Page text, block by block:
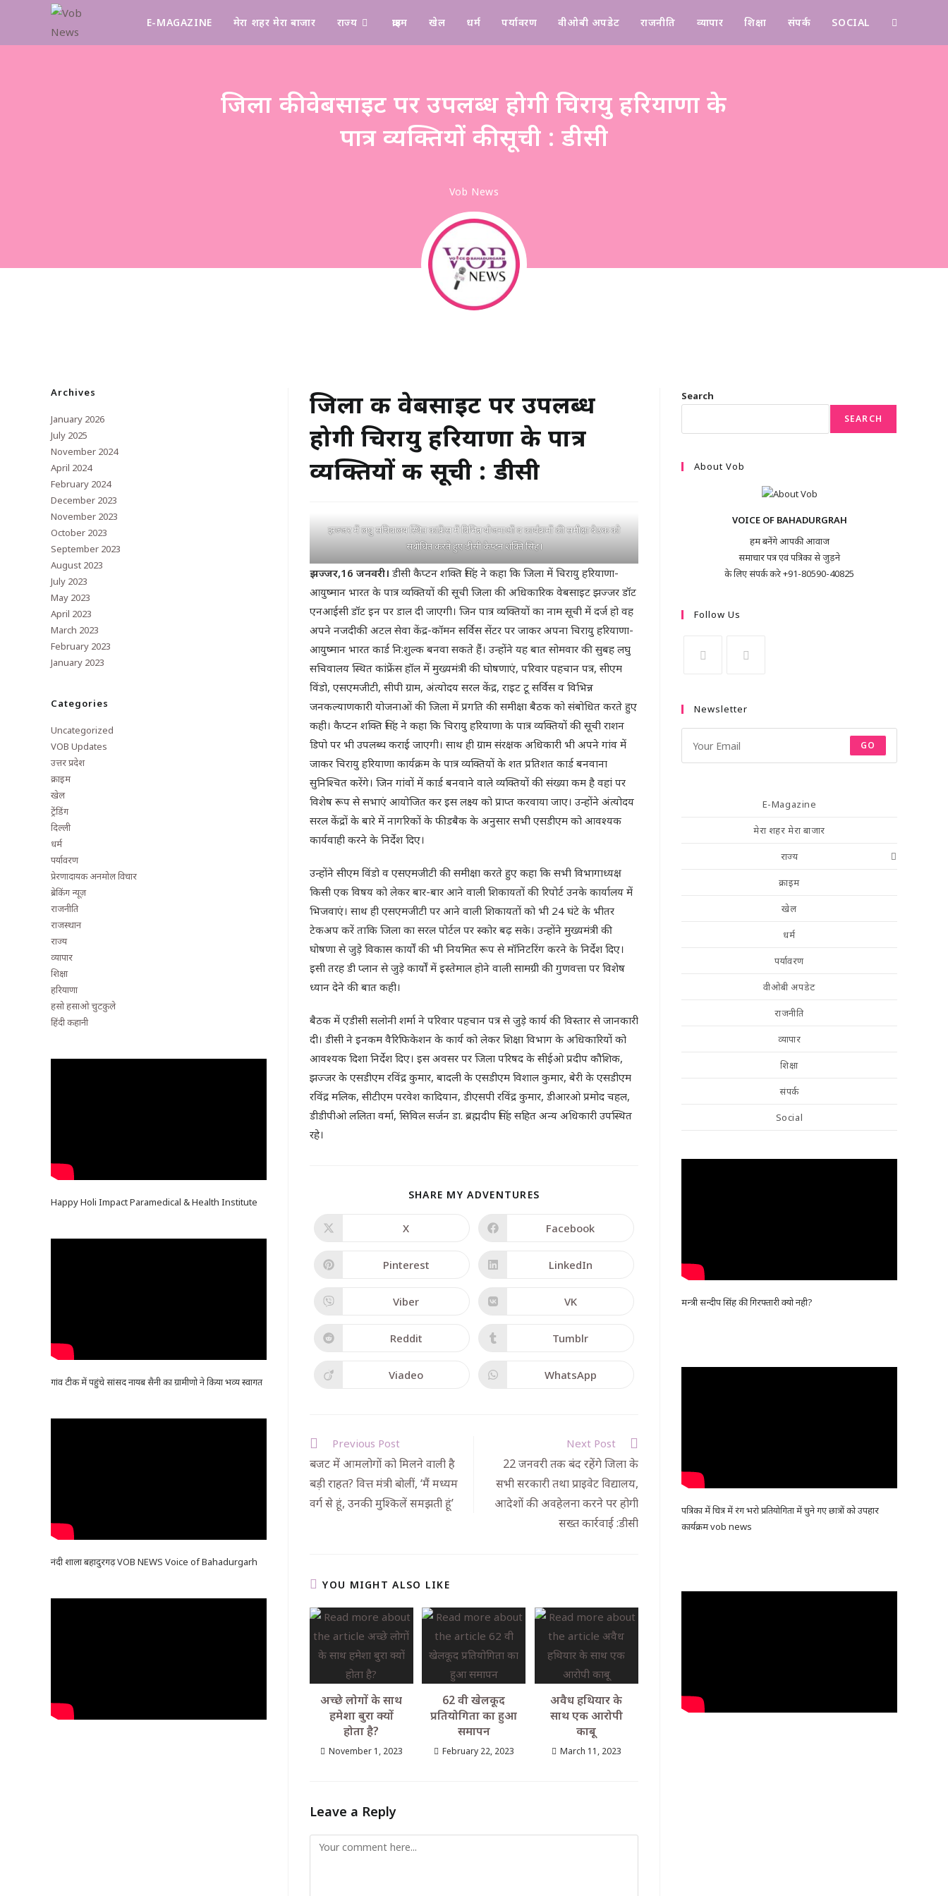
E-MAGAZINE मेरा शहर मेरा बाजार राज्य क्राइम खेल धर्म पर्यावरण वीओबी अपडेट राजनीति व्यापार शिक्षा संपर्क SOCIAL
जिला की वेबसाइट पर उपलब्ध होगी चिरायु हरियाणा के
पात्र व्यक्तियों की सूची : डीसी
Vob News
जिला की वेबसाइट पर उपलब्ध
होगी चिरायु हरियाणा के पात्र
व्यक्तियों की सूची : डीसी
झज्जर में लघु सचिवालय स्थित कांफ्रेंस में विभिन्न योजनाओं व कार्यक्रमों की समीक्षा बैठक को
संबोधित करते हुए डीसी कैप्टन शक्ति सिंह।
झज्जर,16 जनवरी। डीसी कैप्टन शक्ति सिंह ने कहा कि जिला में चिरायु हरियाणा-
आयुष्मान भारत के पात्र व्यक्तियों की सूची जिला की अधिकारिक वेबसाइट झज्जर डॉट
एनआईसी डॉट इन पर डाल दी जाएगी। जिन पात्र व्यक्तियों का नाम सूची में दर्ज हो वह
अपने नजदीकी अटल सेवा केंद्र-कॉमन सर्विस सेंटर पर जाकर अपना चिरायु हरियाणा-
आयुष्मान भारत कार्ड नि:शुल्क बनवा सकते हैं। उन्होंने यह बात सोमवार की सुबह लघु
सचिवालय स्थित कांफ्रेंस हॉल में मुख्यमंत्री की घोषणाएं, परिवार पहचान पत्र, सीएम
विंडो, एसएमजीटी, सीपी ग्राम, अंत्योदय सरल केंद्र, राइट टू सर्विस व विभिन्न
जनकल्याणकारी योजनाओं की जिला में प्रगति की समीक्षा बैठक को संबोधित करते हुए
कही। कैप्टन शक्ति सिंह ने कहा कि चिरायु हरियाणा के पात्र व्यक्तियों की सूची राशन
डिपो पर भी उपलब्ध कराई जाएगी। साथ ही ग्राम संरक्षक अधिकारी भी अपने गांव में
जाकर चिरायु हरियाणा कार्यक्रम के पात्र व्यक्तियों के शत प्रतिशत कार्ड बनवाना
सुनिश्चित करेंगे। जिन गांवों में कार्ड बनवाने वाले व्यक्तियों की संख्या कम है वहां पर
विशेष रूप से सभाएं आयोजित कर इस लक्ष्य को प्राप्त करवाया जाए। उन्होंने अंत्योदय
सरल केंद्रों के बारे में नागरिकों के फीडबैक के अनुसार सभी एसडीएम को आवश्यक
कार्यवाही करने के निर्देश दिए।
उन्होंने सीएम विंडो व एसएमजीटी की समीक्षा करते हुए कहा कि सभी विभागाध्यक्ष
किसी एक विषय को लेकर बार-बार आने वाली शिकायतों की रिपोर्ट उनके कार्यालय में
भिजवाएं। साथ ही एसएमजीटी पर आने वाली शिकायतों को भी 24 घंटे के भीतर
टेकअप करें ताकि जिला का सरल पोर्टल पर स्कोर बढ़ सके। उन्होंने मुख्यमंत्री की
घोषणा से जुड़े विकास कार्यों की भी नियमित रूप से मॉनिटरिंग करने के निर्देश दिए।
इसी तरह डी प्लान से जुड़े कार्यों में इस्तेमाल होने वाली सामग्री की गुणवत्ता पर विशेष
ध्यान देने की बात कही।
बैठक में एडीसी सलोनी शर्मा ने परिवार पहचान पत्र से जुड़े कार्य की विस्तार से जानकारी
दी। डीसी ने इनकम वैरिफिकेशन के कार्य को लेकर शिक्षा विभाग के अधिकारियों को
आवश्यक दिशा निर्देश दिए। इस अवसर पर जिला परिषद के सीईओ प्रदीप कौशिक,
झज्जर के एसडीएम रविंद्र कुमार, बादली के एसडीएम विशाल कुमार, बेरी के एसडीएम
रविंद्र मलिक, सीटीएम परवेश कादियान, डीएसपी रविंद्र कुमार, डीआरओ प्रमोद चहल,
डीडीपीओ ललिता वर्मा, सिविल सर्जन डा. ब्रह्मदीप सिंह सहित अन्य अधिकारी उपस्थित
रहे।
SHARE MY ADVENTURES
X Facebook
Pinterest LinkedIn
Viber VK
Reddit Tumblr
Viadeo WhatsApp
Previous Post
बजट में आमलोगों को मिलने वाली है
बड़ी राहत? वित्त मंत्री बोलीं, ‘मैं मध्यम
वर्ग से हूं, उनकी मुश्किलें समझती हूं’
Next Post
22 जनवरी तक बंद रहेंगे जिला के
सभी सरकारी तथा प्राइवेट विद्यालय,
आदेशों की अवहेलना करने पर होगी
सख्त कार्रवाई :डीसी
YOU MIGHT ALSO LIKE
अच्छे लोगों के साथ
हमेशा बुरा क्यों
होता है?
November 1, 2023
62 वी खेलकूद
प्रतियोगिता का हुआ
समापन
February 22, 2023
अवैध हथियार के
साथ एक आरोपी
काबू
March 11, 2023
Leave a Reply
Archives
January 2026
July 2025
November 2024
April 2024
February 2024
December 2023
November 2023
October 2023
September 2023
August 2023
July 2023
May 2023
April 2023
March 2023
February 2023
January 2023
Categories
Uncategorized
VOB Updates
उत्तर प्रदेश
क्राइम
खेल
ट्रेंडिंग
दिल्ली
धर्म
पर्यावरण
प्रेरणादायक अनमोल विचार
ब्रेकिंग न्यूज़
राजनीति
राजस्थान
राज्य
व्यापार
शिक्षा
हरियाणा
हसो हसाओ चुटकुले
हिंदी कहानी
Happy Holi Impact Paramedical & Health Institute
गांव टीक में पहुंचे सांसद नायब सैनी का ग्रामीणो ने किया भव्य स्वागत
नंदी शाला बहादुरगढ़ VOB NEWS Voice of Bahadurgarh
Search
SEARCH
About Vob
VOICE OF BAHADURGRAH
हम बनेंगे आपकी आवाज
समाचार पत्र एवं पत्रिका से जुड़ने
के लिए संपर्क करे +91-80590-40825
Follow Us
Newsletter
GO
E-Magazine
मेरा शहर मेरा बाजार
राज्य
क्राइम
खेल
धर्म
पर्यावरण
वीओबी अपडेट
राजनीति
व्यापार
शिक्षा
संपर्क
Social
मन्त्री सन्दीप सिंह की गिरफ्तारी क्यो नही?
पत्रिका में चित्र में रंग भरो प्रतियोगिता में चुने गए छात्रों को उपहार
कार्यक्रम vob news
Design & Manage By Digital Drolia Contact